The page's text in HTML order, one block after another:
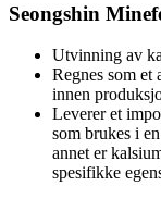
Seongshin
Utvinning av
Regnes som et
innen
Leverer et
som brukes i
annet er
spesifikke